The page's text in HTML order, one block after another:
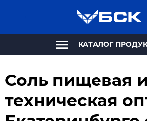
КАТАЛОГ
Соль пищевая и
техническая